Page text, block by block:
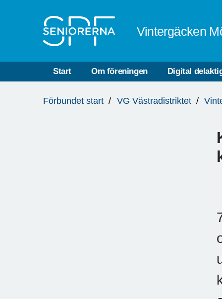
Vintergäcken
Start Om föreningen Digital
är
Förbundet start VG Västradistriktet